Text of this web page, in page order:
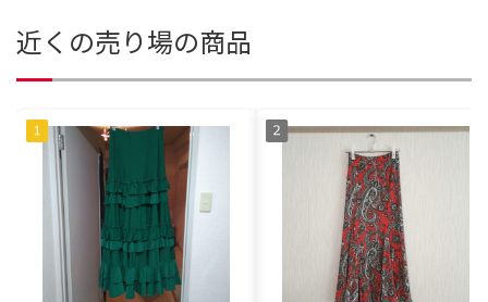
近くの売り場の商品